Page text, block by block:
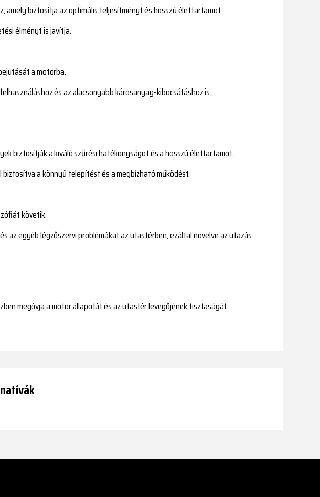
amely biztosítja az optimális teljesítményt és hosszú élettartamot.
élményt is javítja.
a motorba.
és az alacsonyabb károsanyag-kibocsátáshoz is.
biztosítják a kiváló szűrési hatékonyságot és a hosszú élettartamot.
a könnyű telepítést és a megbízható működést.
követik.
az egyéb légzőszervi problémákat az utastérben, ezáltal növelve az utazás
megóvja a motor állapotát és az utastér levegőjének tisztaságát.